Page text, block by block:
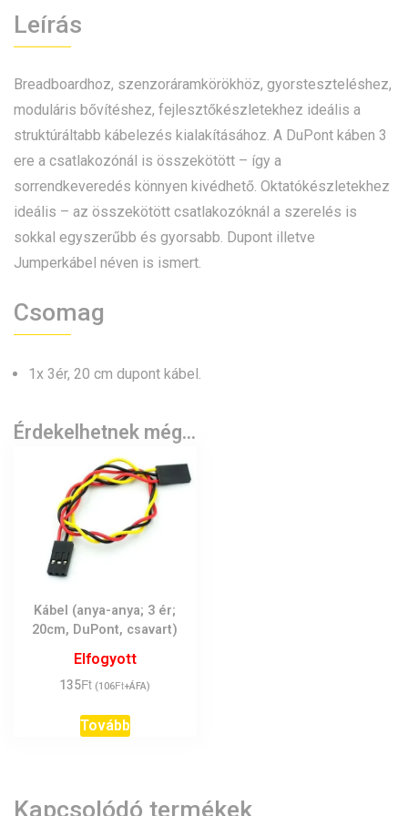
Leírás
Breadboardhoz, szenzoráramkörökhöz, gyorsteszteléshez,
moduláris bővítéshez, fejlesztőkészletekhez ideális a
struktúráltabb kábelezés kialakításához. A DuPont káben 3
ere a csatlakozónál is összekötött – így a
sorrendkeveredés könnyen kivédhető. Oktatókészletekhez
ideális – az összekötött csatlakozóknál a szerelés is
sokkal egyszerűbb és gyorsabb. Dupont illetve
Jumperkábel néven is ismert.
Csomag
1x 3ér, 20 cm dupont kábel.
Érdekelhetnek még…
Kábel (anya-anya; 3 ér;
20cm, DuPont, csavart)
Elfogyott
135Ft (106Ft+ÁFA)
Tovább
Kapcsolódó termékek